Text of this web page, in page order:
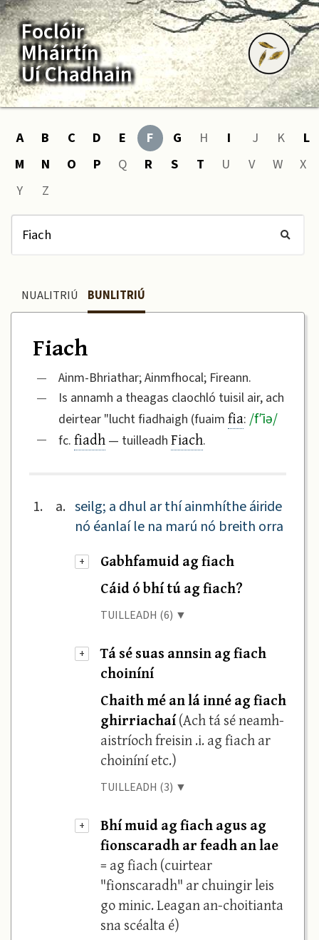
Foclóir
Mháirtín
Uí Chadhain
A B C D E F G H I J K
L
M
N O P Q R S T U V W
X
Y
Z
NUALITRIÚ BUNLITRIÚ
Fiach
—
Ainm-Bhriathar; Ainmfhocal; Fireann.
—
Is annamh a theagas claochló tuisil air, ach
deirtear "lucht fiadhaigh (fuaim fia: /f′īə/
— fc. fiadh — tuilleadh Fiach.
1. a. seilg; a dhul ar thí ainmhíthe áiride
nó éanlaí le na marú nó breith orra
+
Gabhfamuid ag fiach
Cáid ó bhí tú ag fiach?
TUILLEADH (6) ▼
+
Tá sé suas annsin ag fiach
choiníní
Chaith mé an lá inné ag fiach
ghirriachaí(Ach tá sé neamh-
aistríoch freisin .i. ag fiach ar
choiníní etc.)
TUILLEADH (3) ▼
+
Bhí muid ag fiach agus ag
fionscaradh ar feadh an lae
= ag fiach (cuirtear
"fionscaradh" ar chuingir leis
go minic. Leagan an-choitianta
sna scéalta é)